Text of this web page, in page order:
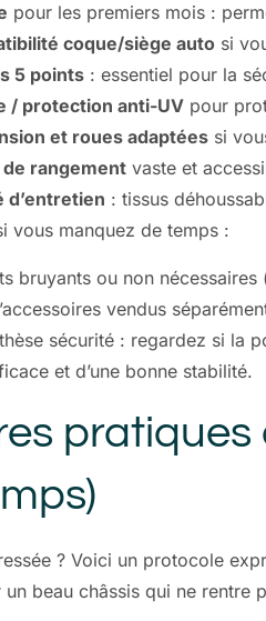
pour les premiers mois :
coque/siège auto si
5 points : essentiel pour la
/ protection anti-UV pour
et roues adaptées si
de rangement vaste et
d’entretien : tissus
vous manquez de temps :
bruyants ou non
vendus
sécurité : regardez si la
et d’une bonne stabilité.
? Voici un protocole
beau châssis qui ne rentre